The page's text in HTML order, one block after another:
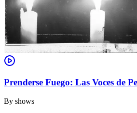
Prenderse Fuego: Las Voces de
By shows